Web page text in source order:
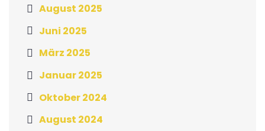
August 2025
Juni 2025
März 2025
Januar 2025
Oktober 2024
August 2024